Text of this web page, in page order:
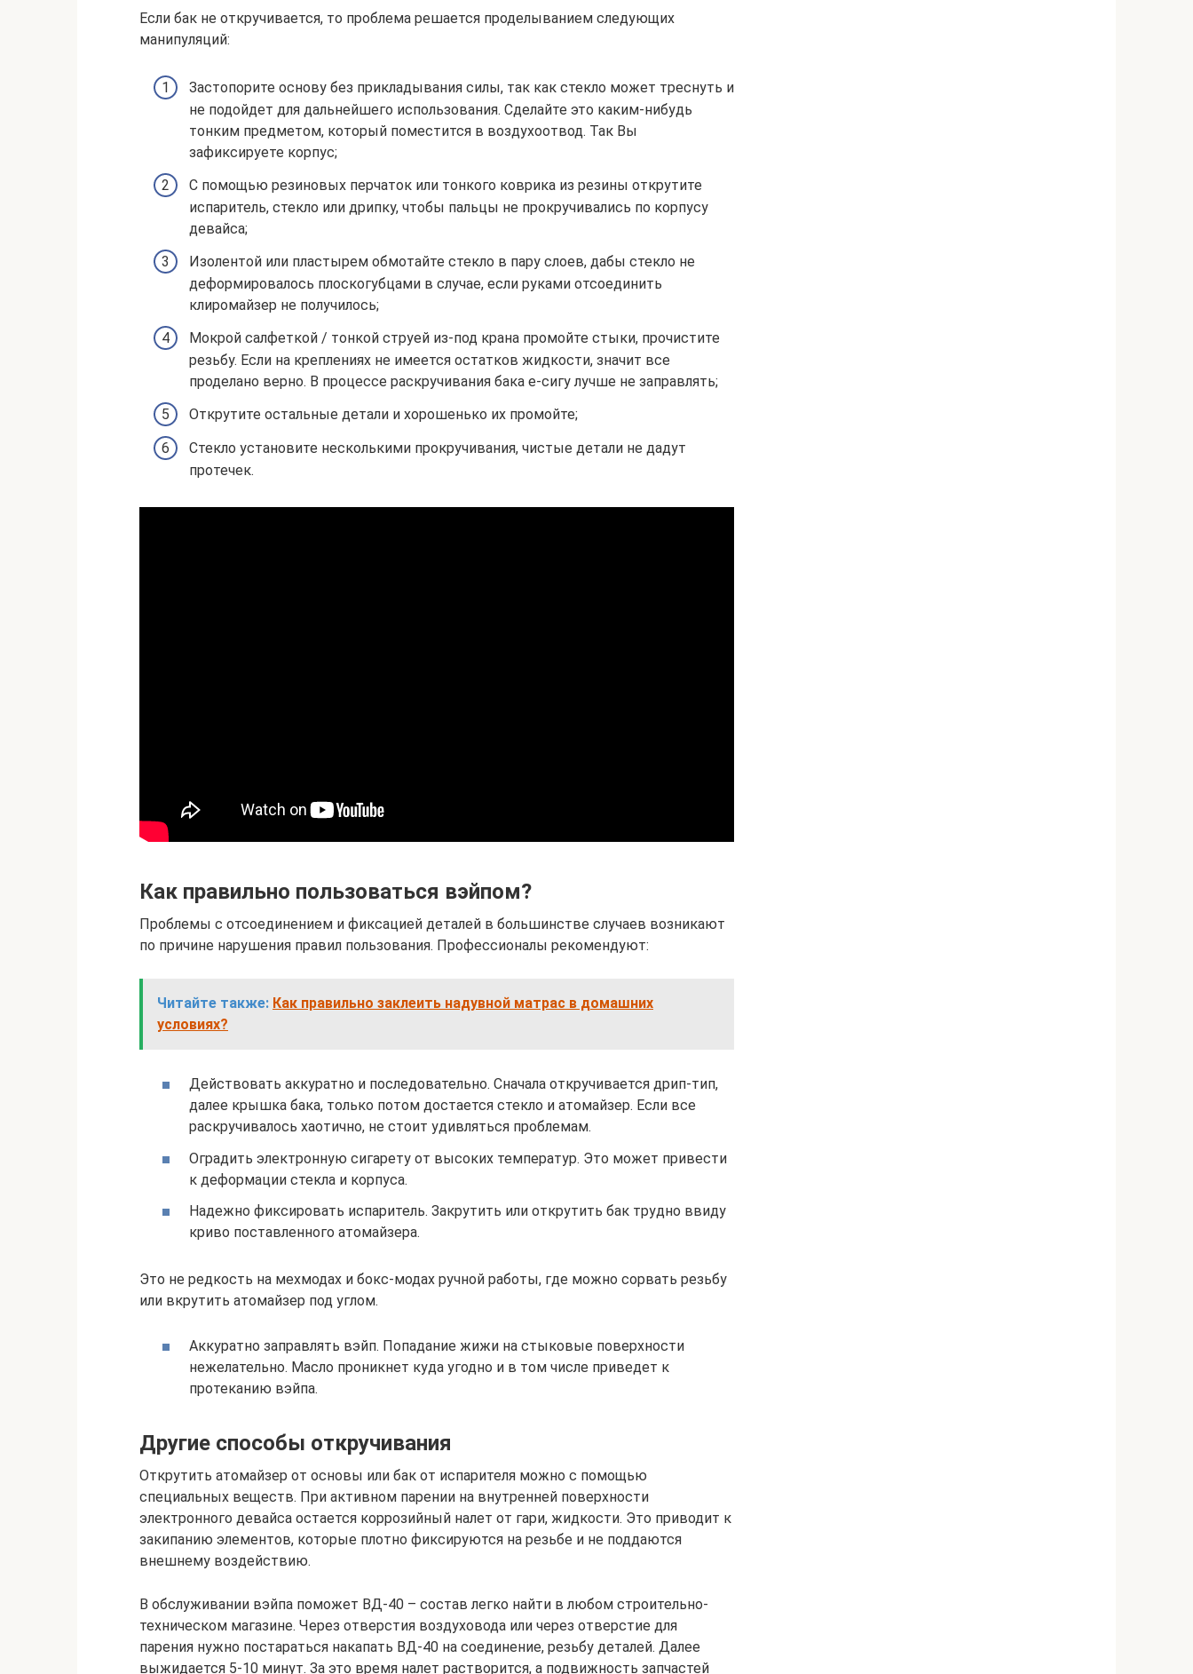
Если бак не откручивается, то проблема решается проделыванием следующих
манипуляций:
Застопорите основу без прикладывания силы, так как стекло может треснуть и
не подойдет для дальнейшего использования. Сделайте это каким-нибудь
тонким предметом, который поместится в воздухоотвод. Так Вы
зафиксируете корпус;
С помощью резиновых перчаток или тонкого коврика из резины открутите
испаритель, стекло или дрипку, чтобы пальцы не прокручивались по корпусу
девайса;
Изолентой или пластырем обмотайте стекло в пару слоев, дабы стекло не
деформировалось плоскогубцами в случае, если руками отсоединить
клиромайзер не получилось;
Мокрой салфеткой / тонкой струей из-под крана промойте стыки, прочистите
резьбу. Если на креплениях не имеется остатков жидкости, значит все
проделано верно. В процессе раскручивания бака е-сигу лучше не заправлять;
Открутите остальные детали и хорошенько их промойте;
Стекло установите несколькими прокручивания, чистые детали не дадут
протечек.
Как правильно пользоваться вэйпом?
Проблемы с отсоединением и фиксацией деталей в большинстве случаев возникают
по причине нарушения правил пользования. Профессионалы рекомендуют:
Читайте также: Как правильно заклеить надувной матрас в домашних
условиях?
Действовать аккуратно и последовательно. Сначала откручивается дрип-тип,
далее крышка бака, только потом достается стекло и атомайзер. Если все
раскручивалось хаотично, не стоит удивляться проблемам.
Оградить электронную сигарету от высоких температур. Это может привести
к деформации стекла и корпуса.
Надежно фиксировать испаритель. Закрутить или открутить бак трудно ввиду
криво поставленного атомайзера.
Это не редкость на мехмодах и бокс-модах ручной работы, где можно сорвать резьбу
или вкрутить атомайзер под углом.
Аккуратно заправлять вэйп. Попадание жижи на стыковые поверхности
нежелательно. Масло проникнет куда угодно и в том числе приведет к
протеканию вэйпа.
Другие способы откручивания
Открутить атомайзер от основы или бак от испарителя можно с помощью
специальных веществ. При активном парении на внутренней поверхности
электронного девайса остается коррозийный налет от гари, жидкости. Это приводит к
закипанию элементов, которые плотно фиксируются на резьбе и не поддаются
внешнему воздействию.
В обслуживании вэйпа поможет ВД-40 – состав легко найти в любом строительно-
техническом магазине. Через отверстия воздуховода или через отверстие для
парения нужно постараться накапать ВД-40 на соединение, резьбу деталей. Далее
выжидается 5-10 минут. За это время налет растворится, а подвижность запчастей